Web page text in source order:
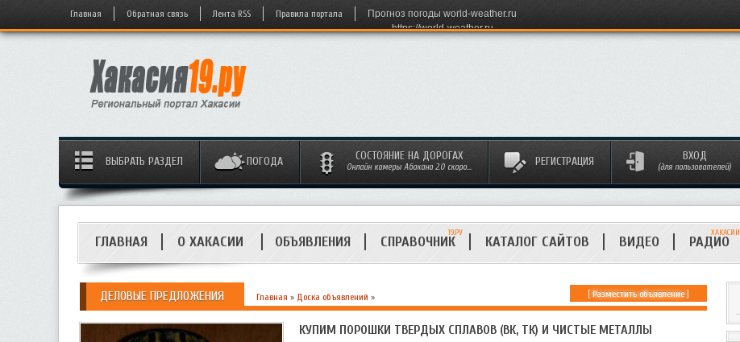
Главная Обратная связь Лента RSS Правила портала
Прогноз погоды world-weather.ru
https://world-weather.ru
ВЫБРАТЬ РАЗДЕЛ ПОГОДА СОСТОЯНИЕ НА ДОРОГАХ
Онлайн камеры Абакана 2.0 скоро... РЕГИСТРАЦИЯ ВХОД
(для пользователей)
ГЛАВНАЯ О ХАКАСИИ ОБЪЯВЛЕНИЯ СПРАВОЧНИК
19.РУ
КАТАЛОГ САЙТОВ ВИДЕО РАДИО
ХАКАСИИ
ДЕЛОВЫЕ ПРЕДЛОЖЕНИЯ Главная » Доска объявлений » [Разместить объявление]
КУПИМ ПОРОШКИ ТВЕРДЫХ СПЛАВОВ (ВК, ТК) И ЧИСТЫЕ МЕТАЛЛЫ